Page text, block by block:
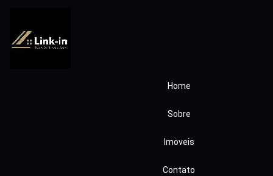
Home
Sobre
Imoveis
Contato
Condomínio Inpla
Granja Viana
COD0111